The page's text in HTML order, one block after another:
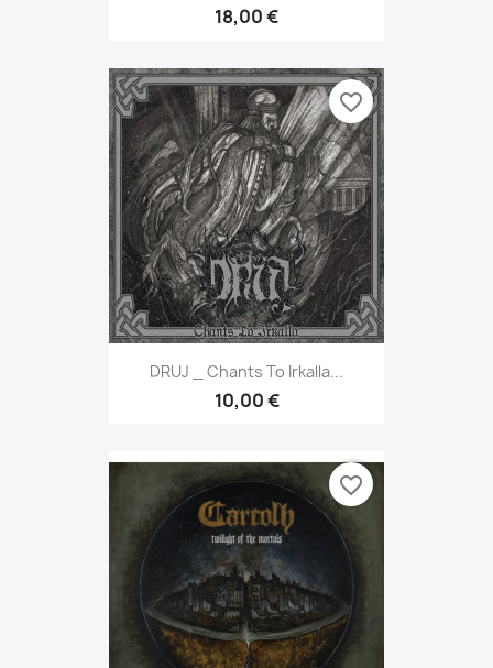
18,00 €
DRUJ _ Chants To Irkalla...
10,00 €
favorite_border
favorite_border